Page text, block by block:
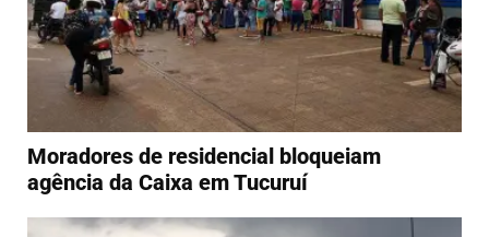
Moradores de residencial bloqueiam
agência da Caixa em Tucuruí